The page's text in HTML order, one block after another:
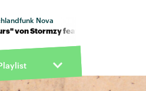
Nova
feat. Odeal · "24 Hours" von